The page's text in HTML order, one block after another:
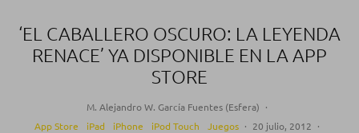
‘EL CABALLERO OSCURO: LA LEYENDA
RENACE’ YA DISPONIBLE EN LA APP
STORE
M. Alejandro W. García Fuentes (Esfera) ·
App Store
iPad iPhone iPod Touch Juegos · 20 julio, 2012 ·